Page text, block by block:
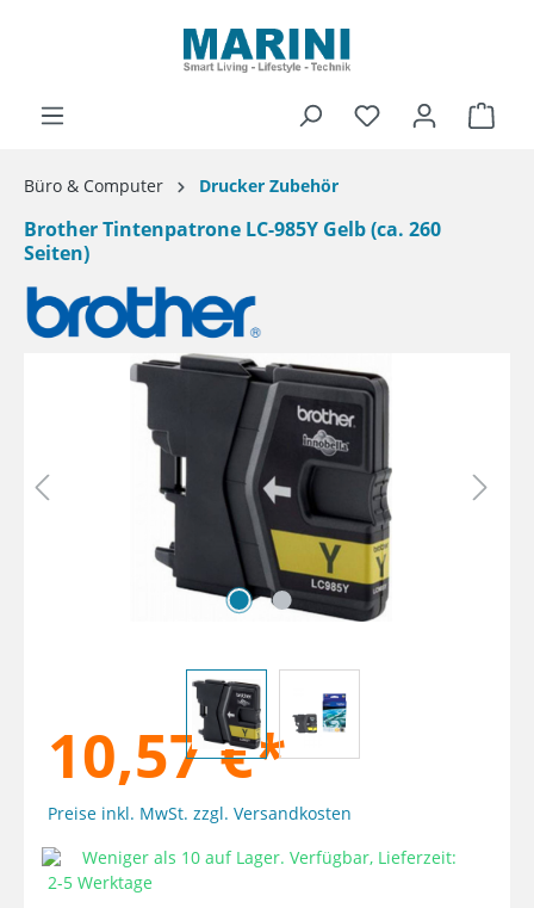
Büro & Computer Drucker Zubehör
Brother Tintenpatrone LC-985Y Gelb (ca. 260
Seiten)
Bildergalerie überspringen
10,57 €*
Preise inkl. MwSt. zzgl. Versandkosten
Weniger als 10 auf Lager. Verfügbar, Lieferzeit:
2-5 Werktage